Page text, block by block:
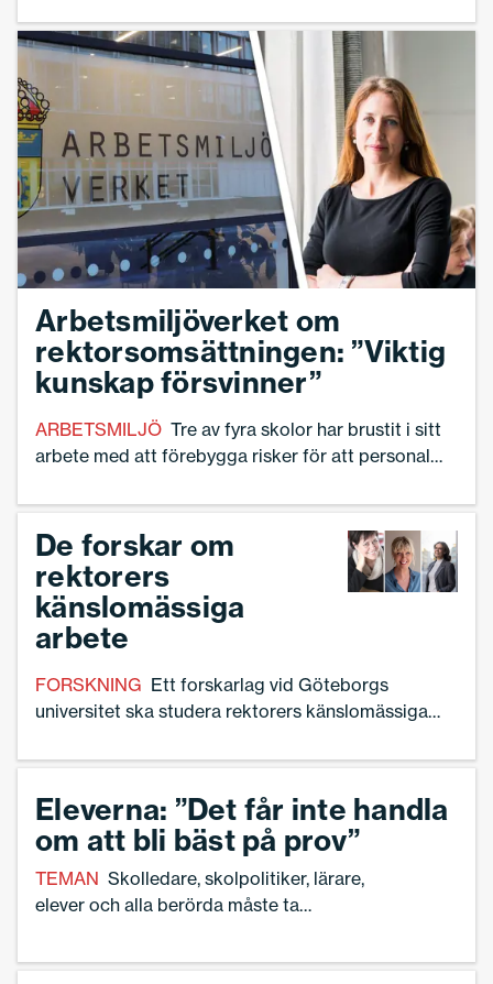
förskolor.
Arbetsmiljöverket om
rektorsomsättningen: ”Viktig
kunskap försvinner”
ARBETSMILJÖ Tre av fyra skolor har brustit i sitt
arbete med att förebygga risker för att personal
från Arbetsmiljöverket.
De forskar om
rektorers
känslomässiga
arbete
FORSKNING Ett forskarlag vid Göteborgs
universitet ska studera rektorers känslomässiga
stanna i yrket.
Eleverna: ”Det får inte handla
om att bli bäst på prov”
TEMAN Skolledare, skolpolitiker, lärare,
elever och alla berörda måste ta
menar Jonatan Lamy, ordförande för